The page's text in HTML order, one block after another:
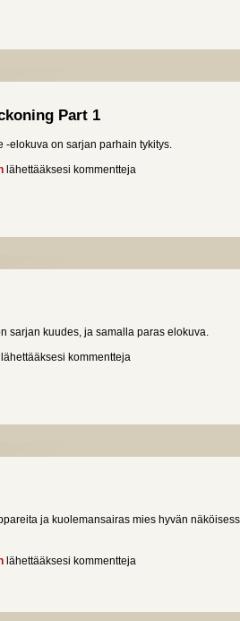
Part 1
-elokuva on sarjan parhain tykitys.
Dead Reckoning Part 1
lähettääksesi kommentteja
sarjan kuudes, ja samalla paras elokuva.
- Fallout
lähettääksesi kommentteja
ja kuolemansairas mies hyvän
lähettääksesi kommentteja